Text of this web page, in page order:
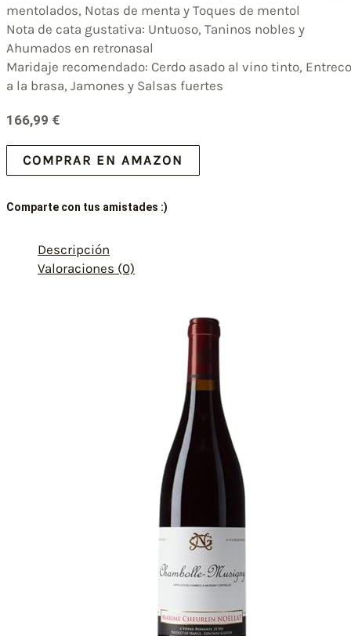
mentolados, Notas de menta y Toques de mentol
Nota de cata gustativa: Untuoso, Taninos nobles y
Ahumados en retronasal
Maridaje recomendado: Cerdo asado al vino tinto,
a la brasa, Jamones y Salsas fuertes
166,99 €
COMPRAR EN AMAZON
Comparte con tus amistades :)
Descripción
Valoraciones (0)